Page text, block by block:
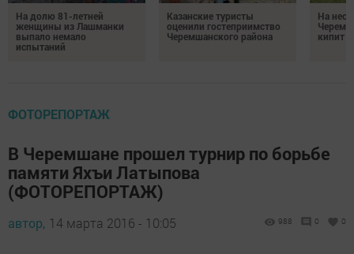
На долю 81-летней
женщины из Лашманки
выпало немало
испытаний
Казанские туристы
оценили гостеприимство
Черемшанского района
На
кипит
ФОТОРЕПОРТАЖ
В Черемшане прошел турнир по борьбе
памяти Яхъи Латыпова
(ФОТОРЕПОРТАЖ)
автор, 14 марта 2016 - 10:05 988 0 0